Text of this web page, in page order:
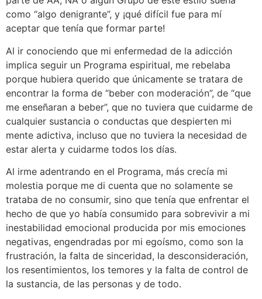
como “algo denigrante”, y ¡qué difícil fue para mí
aceptar que tenía que formar parte!
Al ir conociendo que mi enfermedad de la adicción
implica seguir un Programa espiritual, me rebelaba
porque hubiera querido que únicamente se tratara de
encontrar la forma de “beber con moderación”, de “que
me enseñaran a beber”, que no tuviera que cuidarme de
cualquier sustancia o conductas que despierten mi
mente adictiva, incluso que no tuviera la necesidad de
estar alerta y cuidarme todos los días.
Al irme adentrando en el Programa, más crecía mi
molestia porque me di cuenta que no solamente se
trataba de no consumir, sino que tenía que enfrentar el
hecho de que yo había consumido para sobrevivir a mi
inestabilidad emocional producida por mis emociones
negativas, engendradas por mi egoísmo, como son la
frustración, la falta de sinceridad, la desconsideración,
los resentimientos, los temores y la falta de control de
la sustancia, de las personas y de todo.